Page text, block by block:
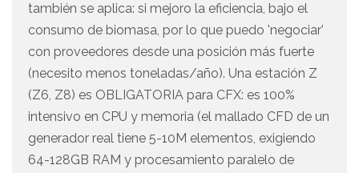
también se aplica: si mejoro la eficiencia, bajo el
consumo de biomasa, por lo que puedo 'negociar'
con proveedores desde una posición más fuerte
(necesito menos toneladas/año). Una estación Z
(Z6, Z8) es OBLIGATORIA para CFX: es 100%
intensivo en CPU y memoria (el mallado CFD de un
generador real tiene 5-10M elementos, exigiendo
64-128GB RAM y procesamiento paralelo de